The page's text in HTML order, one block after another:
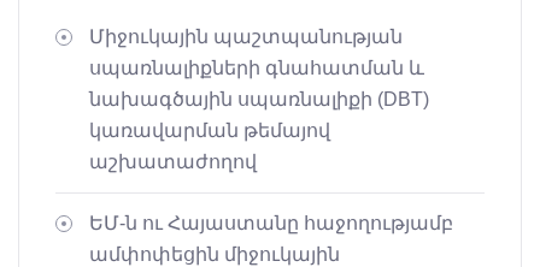
Միջուկային պաշտպանության
սպառնալիքների գնահատման և
նախագծային սպառնալիքի (DBT)
կառավարման թեմայով
աշխատաժողով
ԵՄ-ն ու Հայաստանը հաջողությամբ
ամփոփեցին միջուկային